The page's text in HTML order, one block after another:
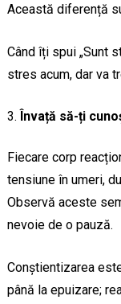
Această diferență
Când îți spui „Sunt
stres acum, dar va
Învață să-ți
Fiecare corp
tensiune în umeri,
Observă aceste
nevoie de o pauză.
Conștientizarea
până la epuizare;